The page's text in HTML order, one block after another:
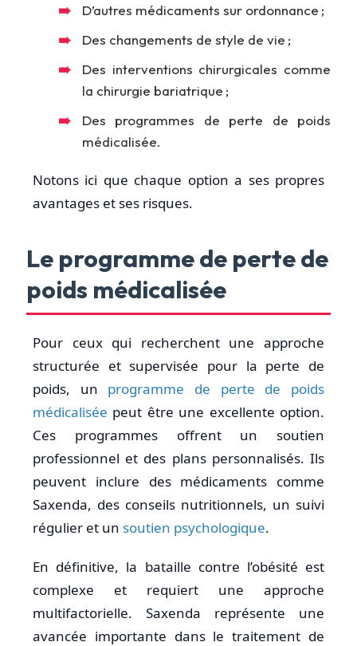
D’autres médicaments sur ordonnance ;
Des changements de style de vie ;
Des interventions chirurgicales comme
la chirurgie bariatrique ;
Des programmes de perte de poids
médicalisée.
Notons ici que chaque option a ses propres
avantages et ses risques.
Le programme de perte de
poids médicalisée
Pour ceux qui recherchent une approche
structurée et supervisée pour la perte de
poids, un programme de perte de poids
médicalisée peut être une excellente option.
Ces programmes offrent un soutien
professionnel et des plans personnalisés. Ils
peuvent inclure des médicaments comme
Saxenda, des conseils nutritionnels, un suivi
régulier et un soutien psychologique.
En définitive, la bataille contre l’obésité est
complexe et requiert une approche
multifactorielle. Saxenda représente une
avancée importante dans le traitement de